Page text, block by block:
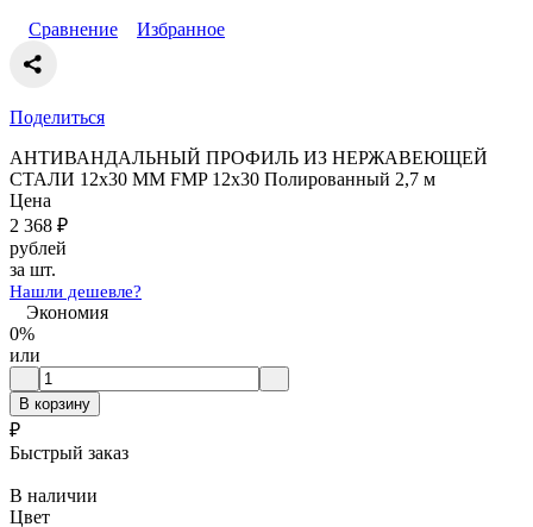
Сравнение Избранное
Поделиться
АНТИВАНДАЛЬНЫЙ ПРОФИЛЬ ИЗ НЕРЖАВЕЮЩЕЙ
СТАЛИ 12x30 ММ FMP 12x30 Полированный 2,7 м
Цена
2 368 ₽
рублей
за шт.
Нашли дешевле?
Экономия
0%
или
В корзину
₽
Быстрый заказ
В наличии
Цвет